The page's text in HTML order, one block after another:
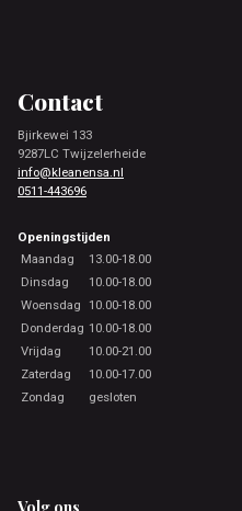
Contact
Bjirkewei 133
9287LC Twijzelerheide
info@kleanensa.nl
0511-443696
Openingstijden
Maandag
13.00-18.00
Dinsdag
10.00-18.00
Woensdag 10.00-18.00
Donderdag 10.00-18.00
Vrijdag
10.00-21.00
Zaterdag
10.00-17.00
Zondag
gesloten
Volg ons